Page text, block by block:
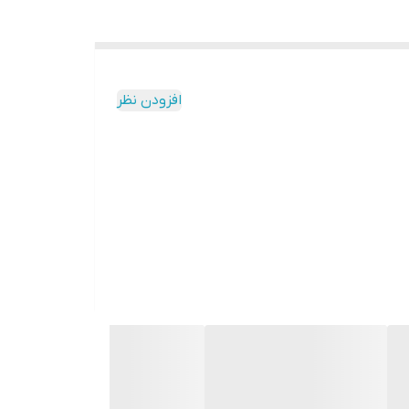
افزودن نظر